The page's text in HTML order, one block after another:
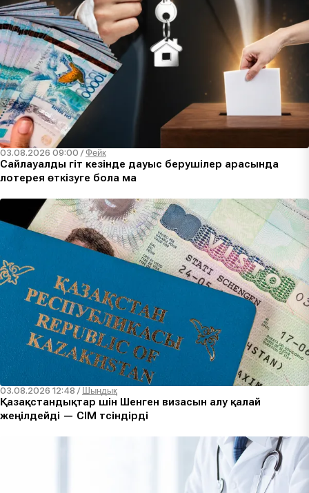
03.08.2026 09:00 /Фейк
Сайлауалды үгіт кезінде дауыс берушілер арасында
лотерея өткізуге бола ма
03.08.2026 12:48 / Шындық
Қазақстандықтар үшін Шенген визасын алу қалай
жеңілдейді — СІМ түсіндірді